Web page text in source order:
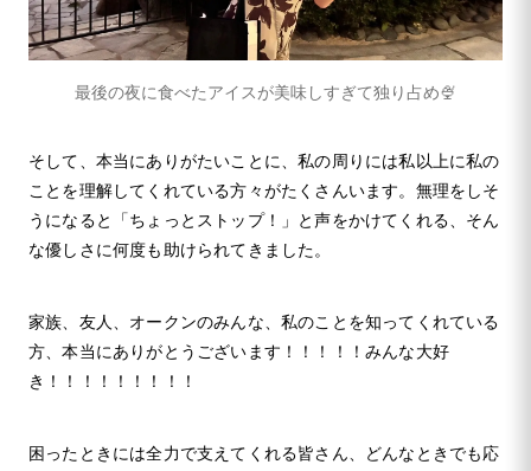
最後の夜に食べたアイスが美味しすぎて独り占め🍨
そして、本当にありがたいことに、私の周りには私以上に私の
ことを理解してくれている方々がたくさんいます。無理をしそ
うになると「ちょっとストップ！」と声をかけてくれる、そん
な優しさに何度も助けられてきました。
家族、友人、オークンのみんな、私のことを知ってくれている
方、本当にありがとうございます！！！！！みんな大好
き！！！！！！！！！
困ったときには全力で支えてくれる皆さん、どんなときでも応